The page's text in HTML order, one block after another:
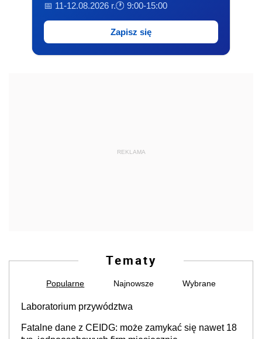
📅 11-12.08.2026 r.🕐 9:00-15:00
Zapisz się
REKLAMA
Tematy
Popularne Najnowsze Wybrane
Laboratorium przywództwa
Fatalne dane z CEIDG: może zamykać się nawet 18